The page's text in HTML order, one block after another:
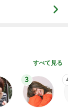
すべて見る
3